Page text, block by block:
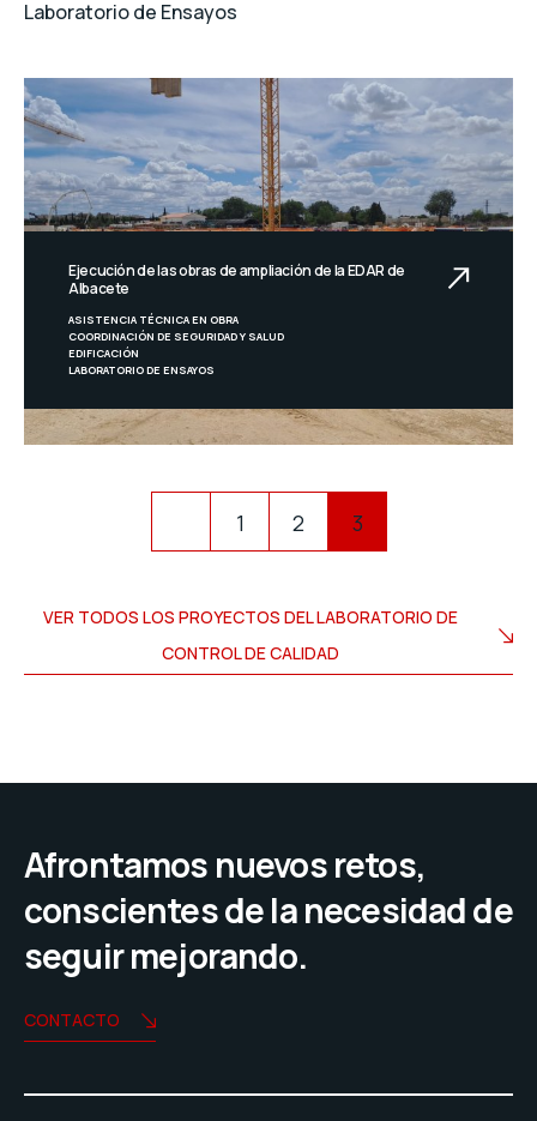
Laboratorio de Ensayos
Ejecución de las obras de ampliación de la EDAR de
Albacete
ASISTENCIA TÉCNICA EN OBRA
COORDINACIÓN DE SEGURIDAD Y SALUD
EDIFICACIÓN
LABORATORIO DE ENSAYOS
1 2 3
VER TODOS LOS PROYECTOS DEL LABORATORIO DE
CONTROL DE CALIDAD
Afrontamos nuevos retos,
conscientes de la necesidad de
seguir mejorando.
CONTACTO